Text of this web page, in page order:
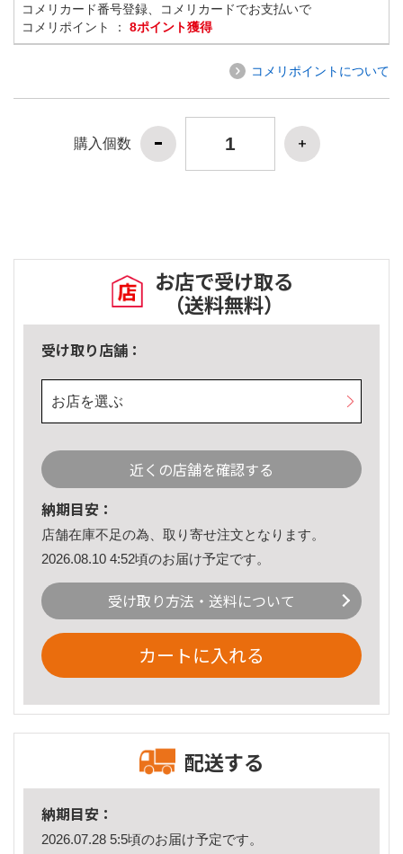
コメリカード番号登録、コメリカードでお支払いで
コメリポイント ： 8ポイント獲得
コメリポイントについて
購入個数
お店で受け取る
（送料無料）
受け取り店舗：
お店を選ぶ
近くの店舗を確認する
納期目安：
店舗在庫不足の為、取り寄せ注文となります。
2026.08.10 4:52頃のお届け予定です。
受け取り方法・送料について
カートに入れる
配送する
納期目安：
2026.07.28 5:5頃のお届け予定です。